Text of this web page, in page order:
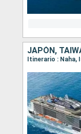
JAPÓN,
Itinerario : Naha,